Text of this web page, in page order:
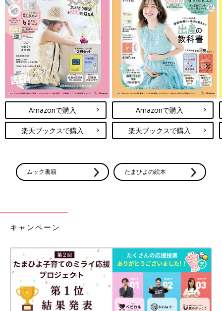
実母が信頼できるのであれば、すぐにでも言ってもいいと思いま
す。私の場合、いろいろと相談に乗ってもらうことも多かったの
で、実母にはすぐに報告しました。義理親には安定期に入ってか
ら報告しました。
【母子手帳をもらってから】
なかなか赤ちゃんに恵まれず、周囲もあきらめていた34歳で妊娠
が発覚！主治医と相談して、母子手帳をもらってから身内や会社
に連絡を入れました。つわりがひどく仕事を休まなければならな
かったら、もっと早く伝えたと思います。
【孫待ち状態だったので、心拍を聞いてすぐに！】
両親も大喜びでした！
思いをさせたくないので安定期がすぎるまで待ちました。両親と
も義両親ともよく会うので、バレないように慎重に過ごしまし
【不安を減らすため２ヵ月で報告】
高齢ということもあり安定期に入ってから伝えるつもりでした
が、不安が大きくひとりで抱え込んでしまったため、夫に言われ
て２ヵ月の時に両家に伝えることにしました。
検査薬の陽性反応、エコーでの心拍確認や両親への報告。妊娠5
Amazonで購入
楽天ブックスで購入
Amazonで購入
楽天ブックスで購入
ムック書籍 たまひよの絵本
キャンペーン